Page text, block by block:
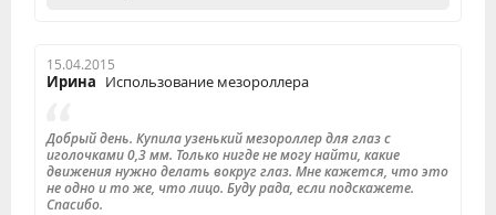
15.04.2015
Ирина Использование мезороллера
Добрый день. Купила узенький мезороллер для глаз с
иголочками 0,3 мм. Только нигде не могу найти, какие
движения нужно делать вокруг глаз. Мне кажется, что это
не одно и то же, что лицо. Буду рада, если подскажете.
Спасибо.